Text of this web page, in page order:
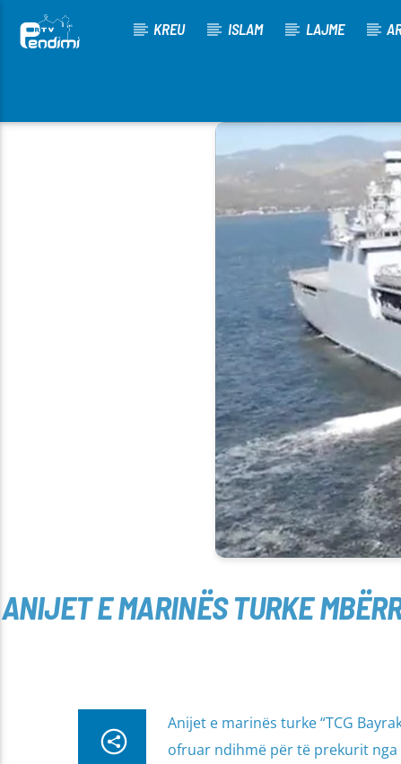
KREU ISLAM LAJME
[There are no radio stations in the database]
ANIJET E MARINËS TURKE
Anijet e marinës turke “TCG
ofruar ndihmë për të prekurit